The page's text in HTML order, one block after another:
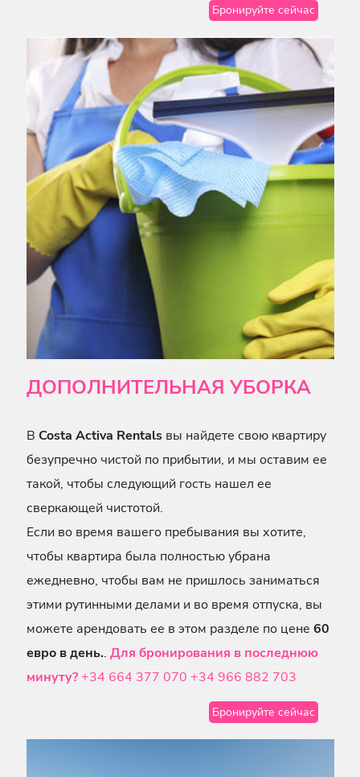
Бронируйте сейчас
ДОПОЛНИТЕЛЬНАЯ УБОРКА
В Costa Activa Rentalsвы найдете свою квартиру
безупречно чистой по прибытии, и мы оставим ее
такой, чтобы следующий гость нашел ее
сверкающей чистотой.
Если во время вашего пребывания вы хотите,
чтобы квартира была полностью убрана
ежедневно, чтобы вам не пришлось заниматься
этими рутинными делами и во время отпуска, вы
можете арендовать ее в этом разделе по цене 60
евро в день.. Для бронирования в последнюю
минуту? +34 664 377 070 +34 966 882 703
Бронируйте сейчас